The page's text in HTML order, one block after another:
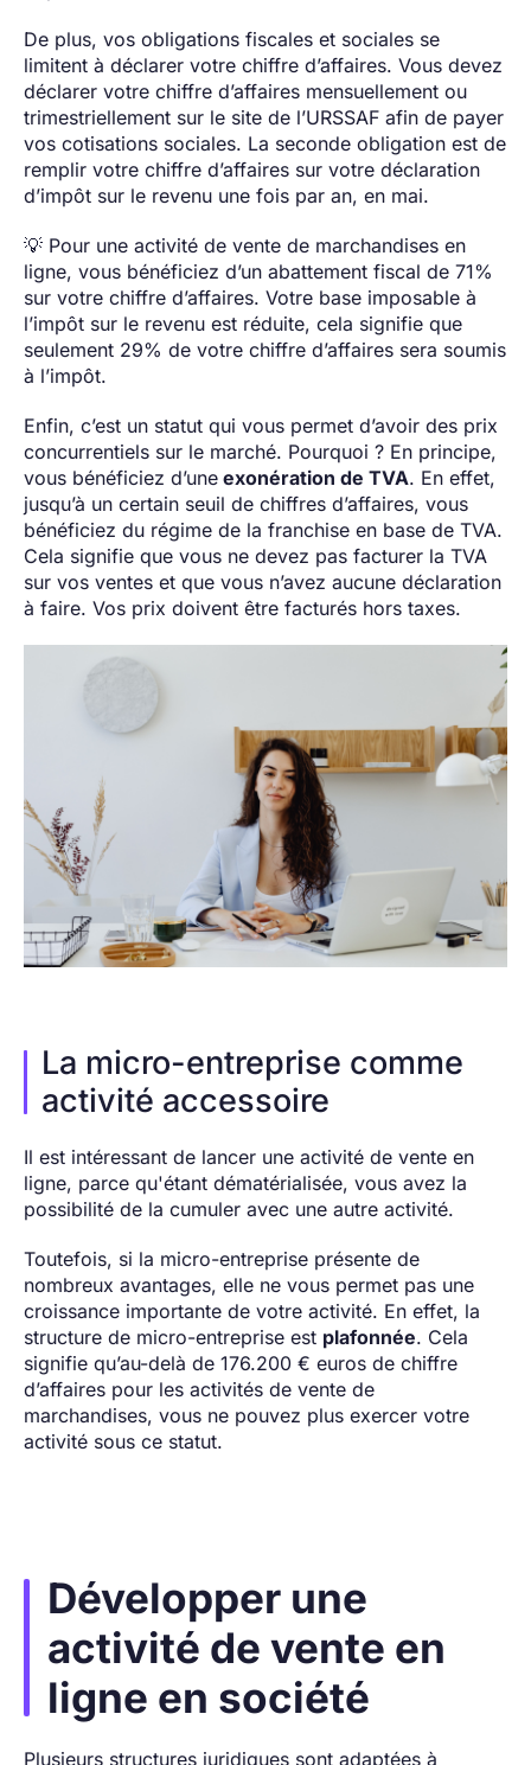
De plus, vos obligations fiscales et sociales se
limitent à déclarer votre chiffre d’affaires. Vous devez
déclarer votre chiffre d’affaires mensuellement ou
trimestriellement sur le site de l’URSSAF afin de payer
vos cotisations sociales. La seconde obligation est de
remplir votre chiffre d’affaires sur votre déclaration
d’impôt sur le revenu une fois par an, en mai.
💡 Pour une activité de vente de marchandises en
ligne, vous bénéficiez d’un abattement fiscal de 71%
sur votre chiffre d’affaires. Votre base imposable à
l’impôt sur le revenu est réduite, cela signifie que
seulement 29% de votre chiffre d’affaires sera soumis
à l’impôt.
Enfin, c’est un statut qui vous permet d’avoir des prix
concurrentiels sur le marché. Pourquoi ? En principe,
vous bénéficiez d’une exonération de TVA. En effet,
jusqu’à un certain seuil de chiffres d’affaires, vous
bénéficiez du régime de la franchise en base de TVA.
Cela signifie que vous ne devez pas facturer la TVA
sur vos ventes et que vous n’avez aucune déclaration
à faire. Vos prix doivent être facturés hors taxes.
La micro-entreprise comme
activité accessoire
Il est intéressant de lancer une activité de vente en
ligne, parce qu'étant dématérialisée, vous avez la
possibilité de la cumuler avec une autre activité.
Toutefois, si la micro-entreprise présente de
nombreux avantages, elle ne vous permet pas une
croissance importante de votre activité. En effet, la
structure de micro-entreprise est plafonnée. Cela
signifie qu’au-delà de 176.200 € euros de chiffre
d’affaires pour les activités de vente de
marchandises, vous ne pouvez plus exercer votre
activité sous ce statut.
Développer une
activité de vente en
ligne en société
Plusieurs structures juridiques sont adaptées à